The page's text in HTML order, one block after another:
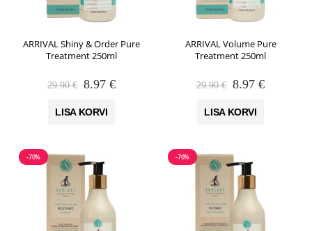
ARRIVAL Shiny & Order Pure
Treatment 250ml
29.90€ Algne
oli:
8.97€Praegune
LISA KORVI
ARRIVAL Volume Pure
Treatment 250ml
29.90€ Algne
oli:
8.97€Praegune
LISA KORVI
-70% -70%